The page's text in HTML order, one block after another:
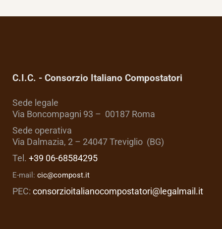
C.I.C. - Consorzio Italiano Compostatori
Sede legale
Via Boncompagni 93 – 00187 Roma
Sede operativa
Via Dalmazia, 2 – 24047 Treviglio (BG)
Tel. +39 06-68584295
E-mail: cic@compost.it
PEC: consorzioitalianocompostatori@legalmail.it